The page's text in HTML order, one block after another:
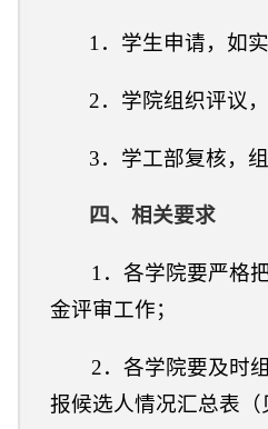
1．学生申请，如
2．学院组织评议
3．学工部复核，
四、相关要求
1．各学院要严格
金评审工作；
2．各学院要及时
报候选人情况汇总表（